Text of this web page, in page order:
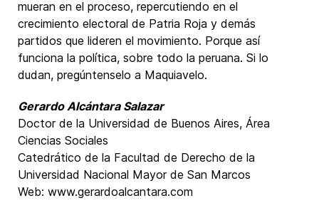
mueran en el proceso, repercutiendo en el
crecimiento electoral de Patria Roja y demás
partidos que lideren el movimiento. Porque así
funciona la política, sobre todo la peruana. Si lo
dudan, pregúntenselo a Maquiavelo.
Gerardo Alcántara Salazar
Doctor de la Universidad de Buenos Aires, Área
Ciencias Sociales
Catedrático de la Facultad de Derecho de la
Universidad Nacional Mayor de San Marcos
Web: www.gerardoalcantara.com